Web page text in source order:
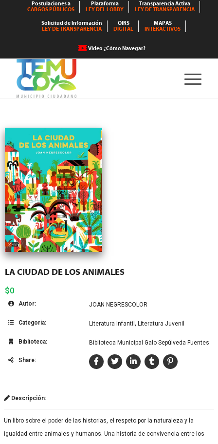
Postulaciones a
CARGOS PÚBLICOS
Plataforma
LEY DEL LOBBY
Transparencia Activa
LEY DE TRANSPARENCIA
Solicitud de Información
LEY DE TRANSPARENCIA
OIRS
DIGITAL
MAPAS
INTERACTIVOS
Video ¿Cómo Navegar?
LA CIUDAD DE LOS ANIMALES
$0
Autor: JOAN NEGRESCOLOR
Categoría: Literatura Infantil , Literatura Juvenil
Biblioteca: Biblioteca Municipal Galo Sepúlveda Fuentes
Share:
Descripción:
Un libro sobre el poder de las historias, el respeto por la naturaleza y la
igualdad entre animales y humanos. Una historia de convivencia entre los